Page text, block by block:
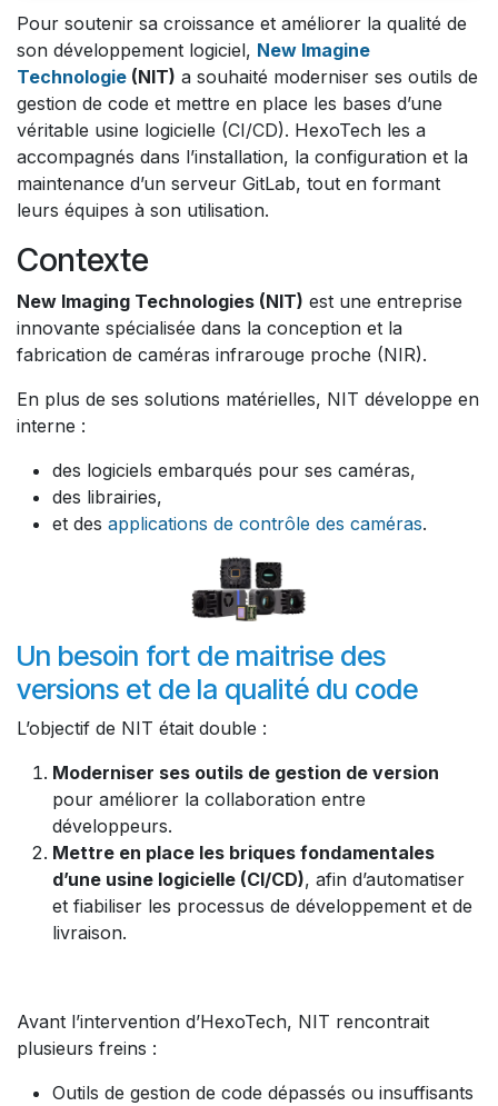
Pour soutenir sa croissance et améliorer la qualité de
son développement logiciel, New Imagine
Technologie (NIT) a souhaité moderniser ses outils de
gestion de code et mettre en place les bases d’une
véritable usine logicielle (CI/CD). HexoTech les a
accompagnés dans l’installation, la configuration et la
maintenance d’un serveur GitLab, tout en formant
leurs équipes à son utilisation.
Contexte
New Imaging Technologies (NIT) est une entreprise
innovante spécialisée dans la conception et la
fabrication de caméras infrarouge proche (NIR).
En plus de ses solutions matérielles, NIT développe en
interne :
des logiciels embarqués pour ses caméras,
des librairies,
et des applications de contrôle des caméras.
Un besoin fort de maitrise des
versions et de la qualité du code
L’objectif de NIT était double :
Moderniser ses outils de gestion de version
pour améliorer la collaboration entre
développeurs.
Mettre en place les briques fondamentales
d’une usine logicielle (CI/CD), afin d’automatiser
et fiabiliser les processus de développement et de
livraison.
Avant l’intervention d’HexoTech, NIT rencontrait
plusieurs freins :
Outils de gestion de code dépassés ou insuffisants